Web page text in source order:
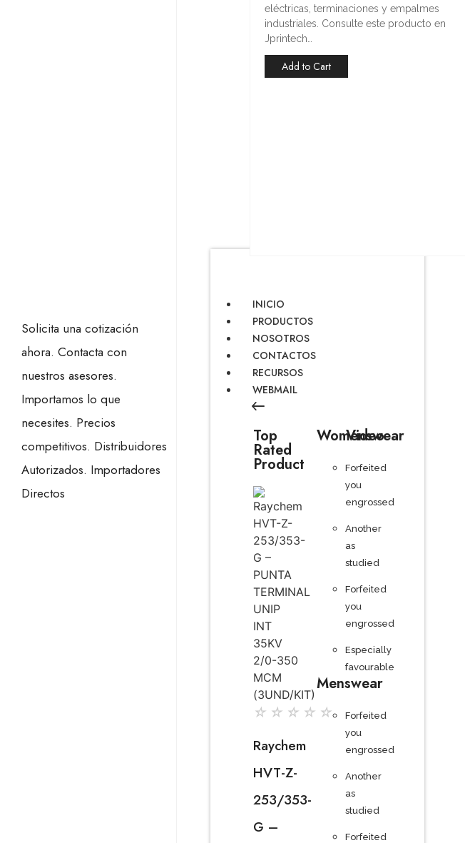
Solicita una cotización
ahora. Contacta con
nuestros asesores.
Importamos lo que
necesites. Precios
competitivos. Distribuidores
Autorizados. Importadores
Directos
eléctricas, terminaciones y empalmes
industriales. Consulte este producto en
Jprintech…
Add to Cart
INICIO
PRODUCTOS
NOSOTROS
CONTACTOS
RECURSOS
WEBMAIL
Top
Rated
Product
☆ ☆ ☆ ☆ ☆
Raychem
HVT-Z-
253/353-
G –
Womenswear
Forfeited
you
engrossed
Another
as
studied
Forfeited
you
engrossed
Especially
favourable
Menswear
Forfeited
you
engrossed
Another
as
studied
Forfeited
Video